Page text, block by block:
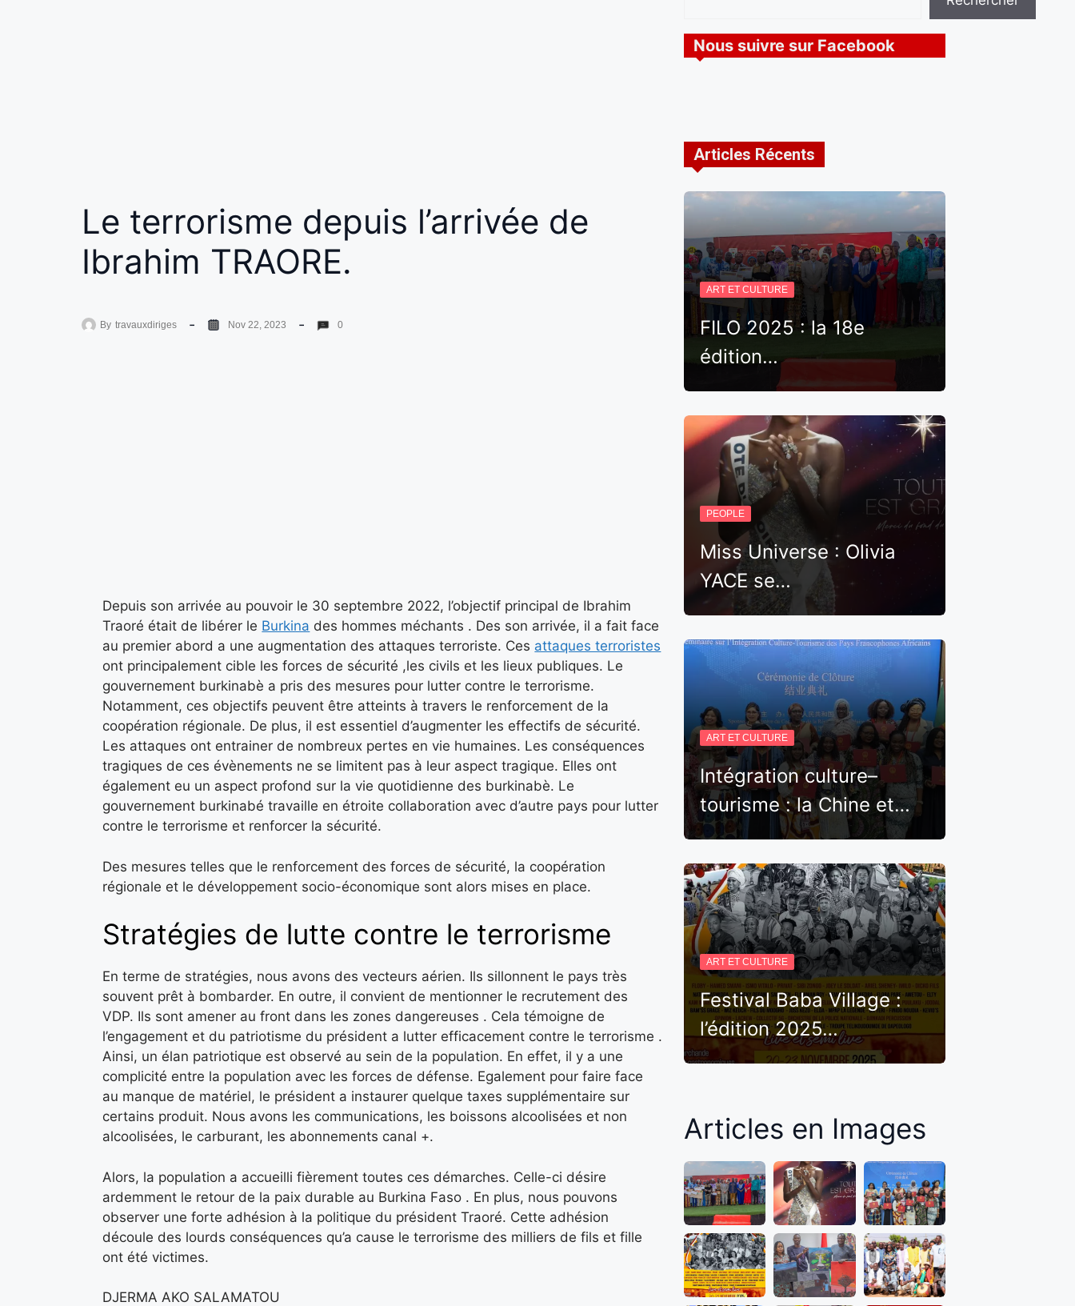
Le terrorisme depuis l’arrivée de
Ibrahim TRAORE.
By travauxdiriges Nov 22, 2023 0
Depuis son arrivée au pouvoir le 30 septembre 2022, l’objectif principal de Ibrahim
Traoré était de libérer le Burkina des hommes méchants . Des son arrivée, il a fait face
au premier abord a une augmentation des attaques terroriste. Ces attaques terroristes
ont principalement cible les forces de sécurité ,les civils et les lieux publiques. Le
gouvernement burkinabè a pris des mesures pour lutter contre le terrorisme.
Notamment, ces objectifs peuvent être atteints à travers le renforcement de la
coopération régionale. De plus, il est essentiel d’augmenter les effectifs de sécurité.
Les attaques ont entrainer de nombreux pertes en vie humaines. Les conséquences
tragiques de ces évènements ne se limitent pas à leur aspect tragique. Elles ont
également eu un aspect profond sur la vie quotidienne des burkinabè. Le
gouvernement burkinabé travaille en étroite collaboration avec d’autre pays pour lutter
contre le terrorisme et renforcer la sécurité.
Des mesures telles que le renforcement des forces de sécurité, la coopération
régionale et le développement socio-économique sont alors mises en place.
Stratégies de lutte contre le terrorisme
En terme de stratégies, nous avons des vecteurs aérien. Ils sillonnent le pays très
souvent prêt à bombarder. En outre, il convient de mentionner le recrutement des
VDP. Ils sont amener au front dans les zones dangereuses . Cela témoigne de
l’engagement et du patriotisme du président a lutter efficacement contre le terrorisme .
Ainsi, un élan patriotique est observé au sein de la population. En effet, il y a une
complicité entre la population avec les forces de défense. Egalement pour faire face
au manque de matériel, le président a instaurer quelque taxes supplémentaire sur
certains produit. Nous avons les communications, les boissons alcoolisées et non
alcoolisées, le carburant, les abonnements canal +.
Alors, la population a accueilli fièrement toutes ces démarches. Celle-ci désire
ardemment le retour de la paix durable au Burkina Faso . En plus, nous pouvons
observer une forte adhésion à la politique du président Traoré. Cette adhésion
découle des lourds conséquences qu’a cause le terrorisme des milliers de fils et fille
ont été victimes.
DJERMA AKO SALAMATOU
Nous suivre sur Facebook
Articles Récents
ART ET CULTURE
FILO 2025 : la 18e
édition…
PEOPLE
Miss Universe : Olivia
YACE se…
ART ET CULTURE
Intégration culture–
tourisme : la Chine et…
ART ET CULTURE
Festival Baba Village :
l’édition 2025…
Articles en Images